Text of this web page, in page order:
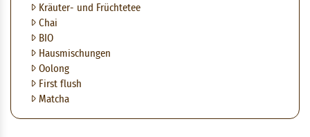
Kräuter- und Früchtetee
Chai
BIO
Hausmischungen
Oolong
First flush
Matcha